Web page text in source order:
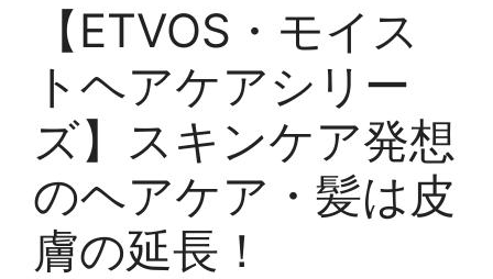
【ETVOS・モイス
トヘアケアシリー
ズ】スキンケア発想
のヘアケア・髪は皮
膚の延長！